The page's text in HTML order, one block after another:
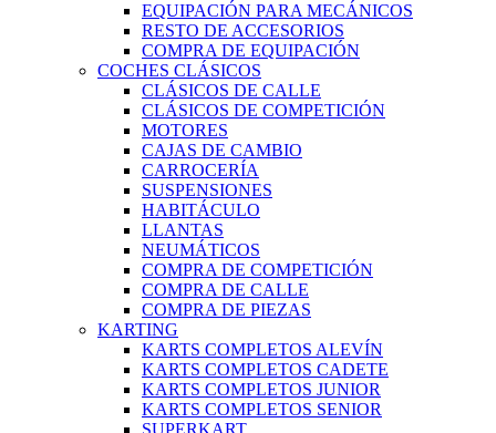
EQUIPACIÓN PARA MECÁNICOS
RESTO DE ACCESORIOS
COMPRA DE EQUIPACIÓN
COCHES CLÁSICOS
CLÁSICOS DE CALLE
CLÁSICOS DE COMPETICIÓN
MOTORES
CAJAS DE CAMBIO
CARROCERÍA
SUSPENSIONES
HABITÁCULO
LLANTAS
NEUMÁTICOS
COMPRA DE COMPETICIÓN
COMPRA DE CALLE
COMPRA DE PIEZAS
KARTING
KARTS COMPLETOS ALEVÍN
KARTS COMPLETOS CADETE
KARTS COMPLETOS JUNIOR
KARTS COMPLETOS SENIOR
SUPERKART